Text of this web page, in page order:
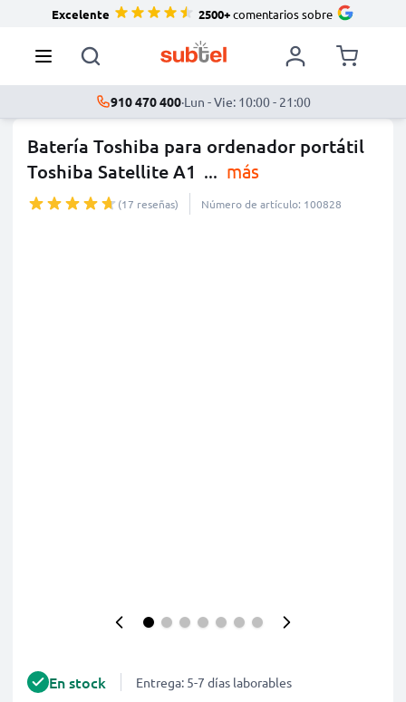
Excelente 2500+comentarios sobre
910 470 400·Lun - Vie: 10:00 - 21:00
Batería Toshiba para ordenador portátil
Toshiba Satellite A1 ... más
(17 reseñas) Número de artículo: 100828
En stock Entrega: 5-7 días laborables